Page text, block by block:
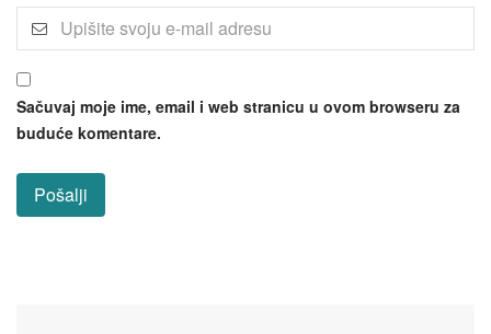
Sačuvaj moje ime, email i web stranicu u ovom browseru za
buduće komentare.